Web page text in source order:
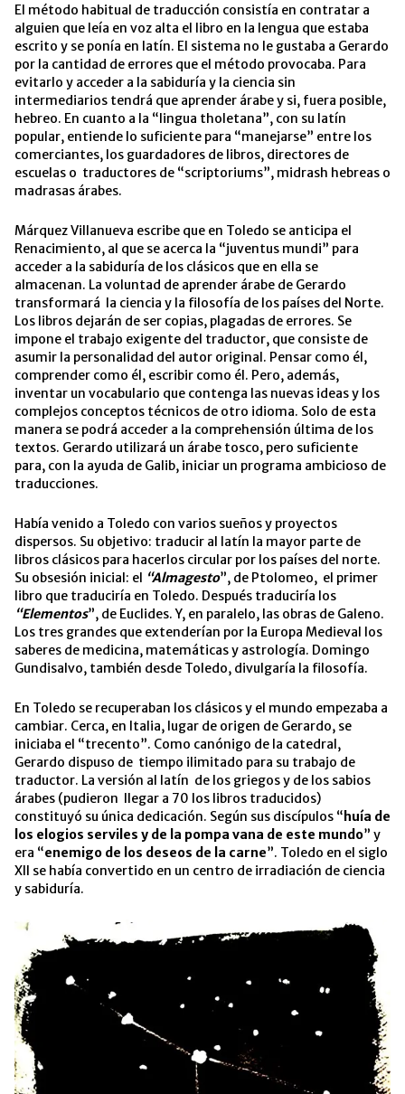
El método habitual de traducción consistía en contratar a
alguien que leía en voz alta el libro en la lengua que estaba
escrito y se ponía en latín. El sistema no le gustaba a Gerardo
por la cantidad de errores que el método provocaba. Para
evitarlo y acceder a la sabiduría y la ciencia sin
intermediarios tendrá que aprender árabe y si, fuera posible,
hebreo. En cuanto a la “lingua tholetana”, con su latín
popular, entiende lo suficiente para “manejarse” entre los
comerciantes, los guardadores de libros, directores de
escuelas o traductores de “scriptoriums”, midrash hebreas o
madrasas árabes.
Márquez Villanueva escribe que en Toledo se anticipa el
Renacimiento, al que se acerca la “juventus mundi” para
acceder a la sabiduría de los clásicos que en ella se
almacenan. La voluntad de aprender árabe de Gerardo
transformará la ciencia y la filosofía de los países del Norte.
Los libros dejarán de ser copias, plagadas de errores. Se
impone el trabajo exigente del traductor, que consiste de
asumir la personalidad del autor original. Pensar como él,
comprender como él, escribir como él. Pero, además,
inventar un vocabulario que contenga las nuevas ideas y los
complejos conceptos técnicos de otro idioma. Solo de esta
manera se podrá acceder a la comprehensión última de los
textos. Gerardo utilizará un árabe tosco, pero suficiente
para, con la ayuda de Galib, iniciar un programa ambicioso de
traducciones.
Había venido a Toledo con varios sueños y proyectos
dispersos. Su objetivo: traducir al latín la mayor parte de
libros clásicos para hacerlos circular por los países del norte.
Su obsesión inicial: el “Almagesto”, de Ptolomeo, el primer
libro que traduciría en Toledo. Después traduciría los
“Elementos”, de Euclides. Y, en paralelo, las obras de Galeno.
Los tres grandes que extenderían por la Europa Medieval los
saberes de medicina, matemáticas y astrología. Domingo
Gundisalvo, también desde Toledo, divulgaría la filosofía.
En Toledo se recuperaban los clásicos y el mundo empezaba a
cambiar. Cerca, en Italia, lugar de origen de Gerardo, se
iniciaba el “trecento”. Como canónigo de la catedral,
Gerardo dispuso de tiempo ilimitado para su trabajo de
traductor. La versión al latín de los griegos y de los sabios
árabes (pudieron llegar a 70 los libros traducidos)
constituyó su única dedicación. Según sus discípulos “ huía de
los elogios serviles y de la pompa vana de este mundo” y
era “enemigo de los deseos de la carne”. Toledo en el siglo
XII se había convertido en un centro de irradiación de ciencia
y sabiduría.